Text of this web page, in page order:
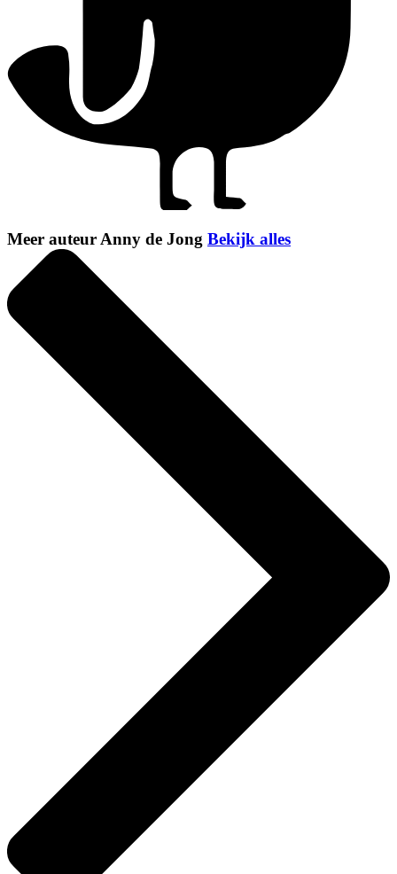
Meer auteur Anny de Jong Bekijk alles